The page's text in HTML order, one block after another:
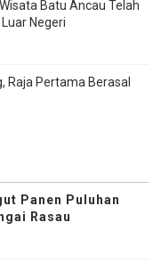
Batu Ancau Telah
Negeri
Raja Pertama Berasal
Panen Puluhan
Rasau